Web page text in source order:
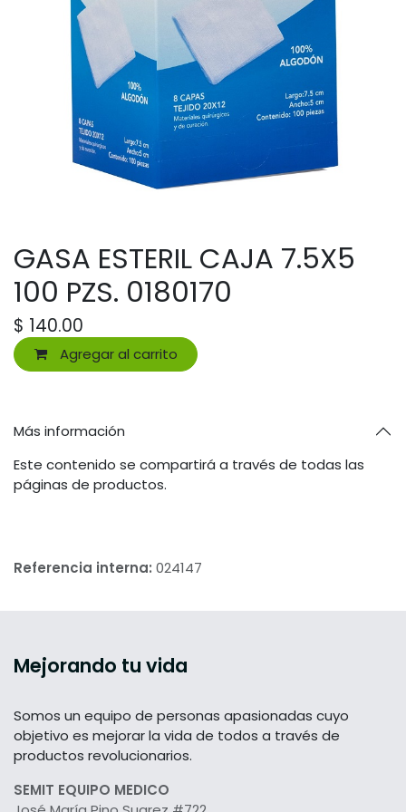
GASA ESTERIL CAJA 7.5X5
100 PZS. 0180170
$ 140.00
Agregar al carrito
Más información
Este contenido se compartirá a través de todas las
páginas de productos.
Referencia interna: 024147
Mejorando tu vida
Somos un equipo de personas apasionadas cuyo
objetivo es mejorar la vida de todos a través de
productos revolucionarios.
SEMIT EQUIPO MEDICO